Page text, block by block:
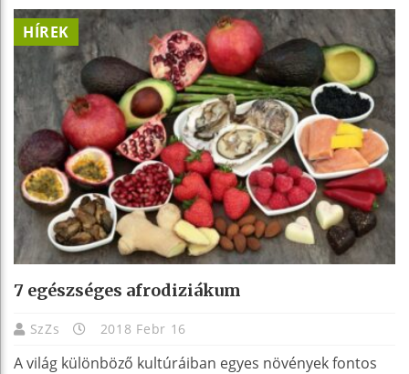
HÍREK
7 egészséges afrodiziákum
SzZs 2018 Febr 16
A világ különböző kultúráiban egyes növények fontos